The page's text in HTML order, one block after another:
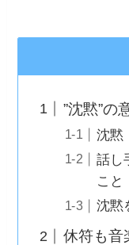
”沈黙”の
沈黙
話し
こと
沈黙
休符も音